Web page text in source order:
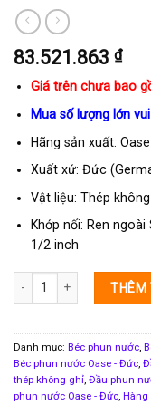
83.521.863 ₫
Giá trên chưa bao
Mua số lượng lớn
Hãng sản xuất: Oase
Xuất xứ: Đức
Vật liệu: Thép
Khớp nối: Ren
1/2 inch
Đầu phun nước khí nén
THÊM
Danh mục: Béc phun nước,
Béc phun nước Oase - Đức,
thép không ghỉ, Đầu phun
phun nước Oase - Đức, Hàng